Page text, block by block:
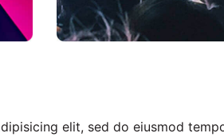
elit, sed do eiusmod